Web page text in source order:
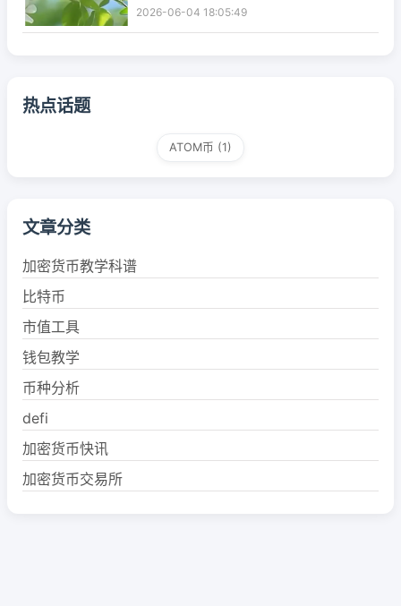
2026-06-04 18:05:49
热点话题
ATOM币 (1)
文章分类
加密货币教学科谱
比特币
市值工具
钱包教学
币种分析
defi
加密货币快讯
加密货币交易所